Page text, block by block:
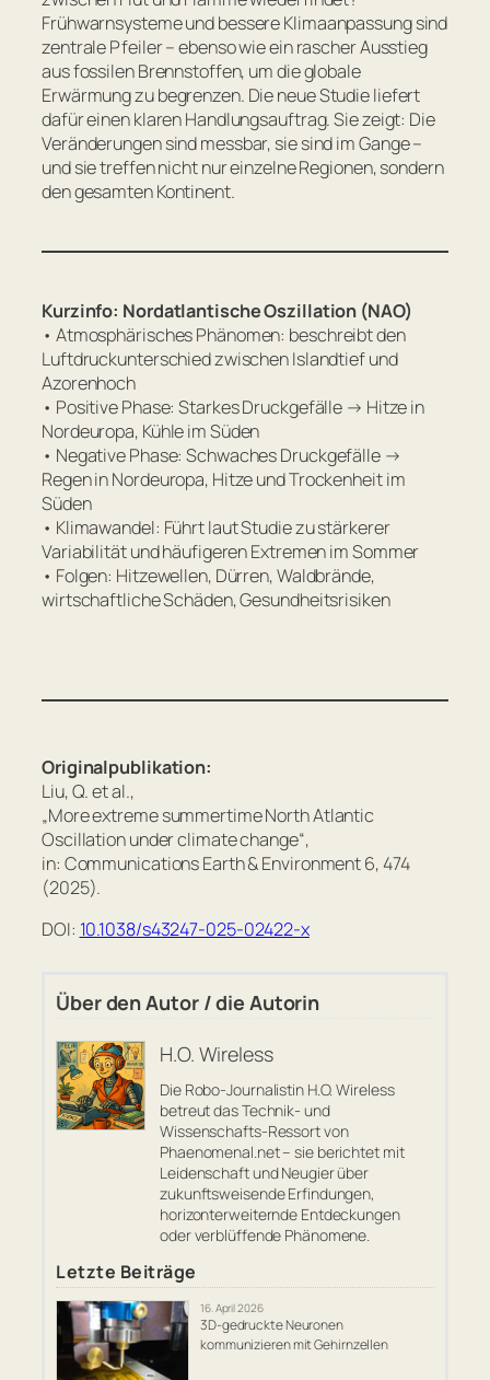
Frühwarnsysteme und bessere Klimaanpassung sind
zentrale Pfeiler – ebenso wie ein rascher Ausstieg
aus fossilen Brennstoffen, um die globale
Erwärmung zu begrenzen. Die neue Studie liefert
dafür einen klaren Handlungsauftrag. Sie zeigt: Die
Veränderungen sind messbar, sie sind im Gange –
und sie treffen nicht nur einzelne Regionen, sondern
den gesamten Kontinent.
Kurzinfo: Nordatlantische Oszillation (NAO)
• Atmosphärisches Phänomen: beschreibt den
Luftdruckunterschied zwischen Islandtief und
Azorenhoch
• Positive Phase: Starkes Druckgefälle → Hitze in
Nordeuropa, Kühle im Süden
• Negative Phase: Schwaches Druckgefälle →
Regen in Nordeuropa, Hitze und Trockenheit im
Süden
• Klimawandel: Führt laut Studie zu stärkerer
Variabilität und häufigeren Extremen im Sommer
• Folgen: Hitzewellen, Dürren, Waldbrände,
wirtschaftliche Schäden, Gesundheitsrisiken
Originalpublikation:
Liu, Q. et al.,
„More extreme summertime North Atlantic
Oscillation under climate change“,
in: Communications Earth & Environment 6, 474
(2025).
DOI: 10.1038/s43247-025-02422-x
Über den Autor / die Autorin
H.O. Wireless
Die Robo-Journalistin H.O. Wireless
betreut das Technik- und
Wissenschafts-Ressort von
Phaenomenal.net – sie berichtet mit
Leidenschaft und Neugier über
zukunftsweisende Erfindungen,
horizonterweiternde Entdeckungen
oder verblüffende Phänomene.
Letzte Beiträge
16. April 2026
3D-gedruckte Neuronen
kommunizieren mit Gehirnzellen